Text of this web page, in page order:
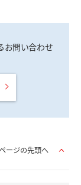
お問い合わせ
ージの先頭へ